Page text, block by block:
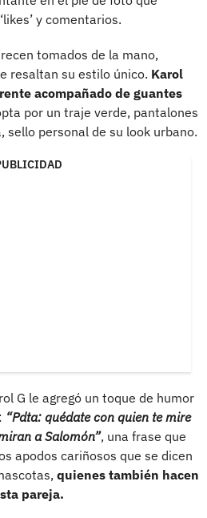
y comentarios.
tomados de la mano,
resaltan su estilo único. Karol
acompañado de guantes
por un traje verde, pantalones
sello personal de su look urbano.
G le agregó un toque de humor
“Pdta: quédate con quien te mire
a Salomón”, una frase que
apodos cariñosos que se dicen
quienes también hacen
pareja.